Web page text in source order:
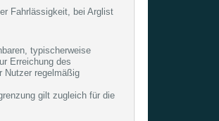
Fahrlässigkeit, bei Arglist
typischerweise
Erreichung des
Nutzer regelmäßig
gilt zugleich für die